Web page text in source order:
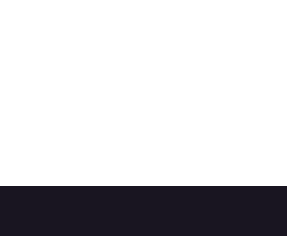
Например, с кондиционером —